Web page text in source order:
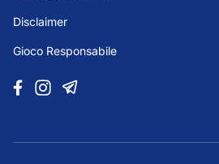
Disclaimer
Gioco Responsabile